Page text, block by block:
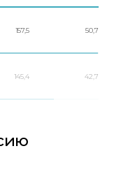
157,5 50,7
145,4 42,7